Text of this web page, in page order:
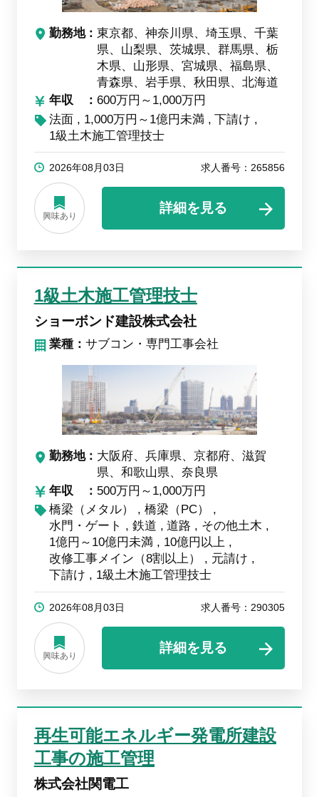
勤務地
東京都、神奈川県、埼玉県、千葉
県、山梨県、茨城県、群馬県、栃
木県、山形県、宮城県、福島県、
青森県、岩手県、秋田県、北海道
年収
600万円～1,000万円
法面
1,000万円～1億円未満
下請け
1級土木施工管理技士
2026年08月03日 求人番号：265856
興味あり
詳細を見る
1級土木施工管理技士
ショーボンド建設株式会社
業種：サブコン・専門工事会社
勤務地
大阪府、兵庫県、京都府、滋賀
県、和歌山県、奈良県
年収
500万円～1,000万円
橋梁（メタル）
橋梁（PC）
水門・ゲート
鉄道 道路
その他土木
1億円～10億円未満
10億円以上
改修工事メイン（8割以上）
元請け
下請け
1級土木施工管理技士
2026年08月03日 求人番号：290305
興味あり
詳細を見る
再生可能エネルギー発電所建設
工事の施工管理
株式会社関電工